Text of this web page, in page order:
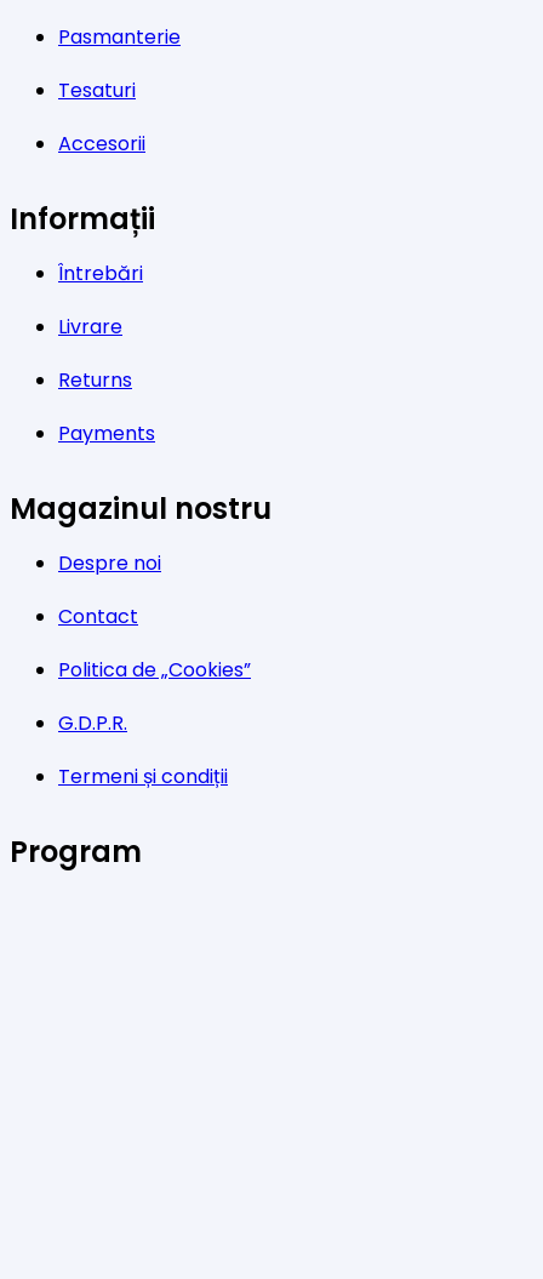
Pasmanterie
Tesaturi
Accesorii
Informații
Întrebări
Livrare
Returns
Payments
Magazinul nostru
Despre noi
Contact
Politica de „Cookies”
G.D.P.R.
Termeni și condiții
Program